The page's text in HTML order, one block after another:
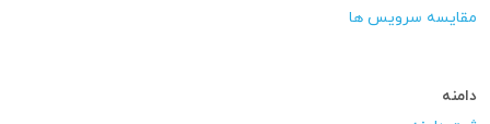
مقایسه سرویس ها
دامنه